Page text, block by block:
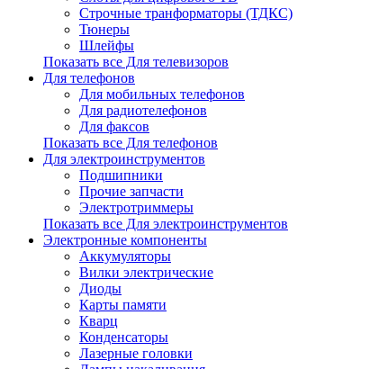
Строчные транформаторы (ТДКС)
Тюнеры
Шлейфы
Показать все Для телевизоров
Для телефонов
Для мобильных телефонов
Для радиотелефонов
Для факсов
Показать все Для телефонов
Для электроинструментов
Подшипники
Прочие запчасти
Электротриммеры
Показать все Для электроинструментов
Электронные компоненты
Аккумуляторы
Вилки электрические
Диоды
Карты памяти
Кварц
Конденсаторы
Лазерные головки